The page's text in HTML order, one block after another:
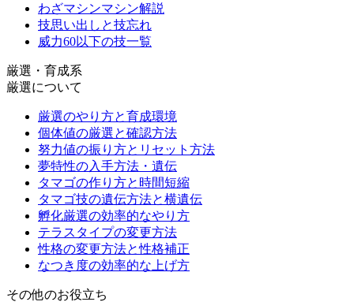
わざマシンマシン解説
技思い出しと技忘れ
威力60以下の技一覧
厳選・育成系
厳選について
厳選のやり方と育成環境
個体値の厳選と確認方法
努力値の振り方とリセット方法
夢特性の入手方法・遺伝
タマゴの作り方と時間短縮
タマゴ技の遺伝方法と横遺伝
孵化厳選の効率的なやり方
テラスタイプの変更方法
性格の変更方法と性格補正
なつき度の効率的な上げ方
その他のお役立ち